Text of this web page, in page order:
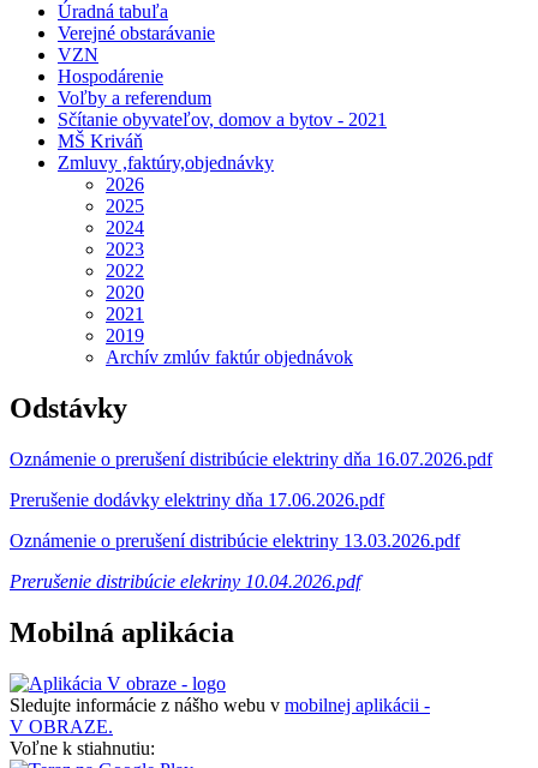
Úradná tabuľa
Verejné obstarávanie
VZN
Hospodárenie
Voľby a referendum
Sčítanie obyvateľov, domov a bytov - 2021
MŠ Kriváň
Zmluvy ,faktúry,objednávky
2026
2025
2024
2023
2022
2020
2021
2019
Archív zmlúv faktúr objednávok
Odstávky
Oznámenie o prerušení distribúcie elektriny dňa 16.07.2026.pdf
Prerušenie dodávky elektriny dňa 17.06.2026.pdf
Oznámenie o prerušení distribúcie elektriny 13.03.2026.pdf
Prerušenie distribúcie elekriny 10.04.2026.pdf
Mobilná aplikácia
Sledujte informácie z nášho webu v mobilnej aplikácii -
V OBRAZE.
Voľne k stiahnutiu: